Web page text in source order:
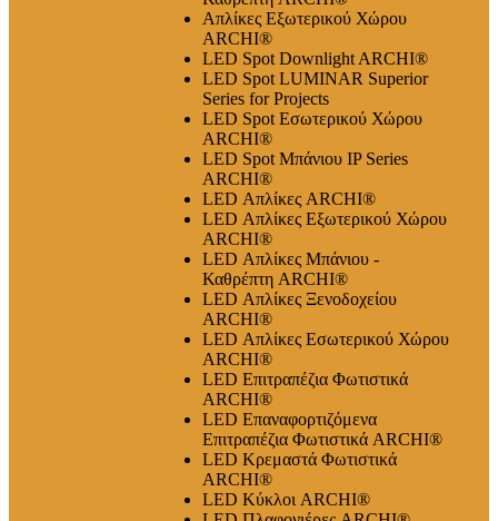
Απλίκες Εξωτερικού Χώρου
ARCHI®
LED Spot Downlight ARCHI®
LED Spot LUMINAR Superior
Series for Projects
LED Spot Εσωτερικού Χώρου
ARCHI®
LED Spot Μπάνιου IP Series
ARCHI®
LED Απλίκες ARCHI®
LED Απλίκες Εξωτερικού Χώρου
ARCHI®
LED Απλίκες Μπάνιου -
Καθρέπτη ARCHI®
LED Απλίκες Ξενοδοχείου
ARCHI®
LED Απλίκες Εσωτερικού Χώρου
ARCHI®
LED Επιτραπέζια Φωτιστικά
ARCHI®
LED Επαναφορτιζόμενα
Επιτραπέζια Φωτιστικά ARCHI®
LED Κρεμαστά Φωτιστικά
ARCHI®
LED Κύκλοι ARCHI®